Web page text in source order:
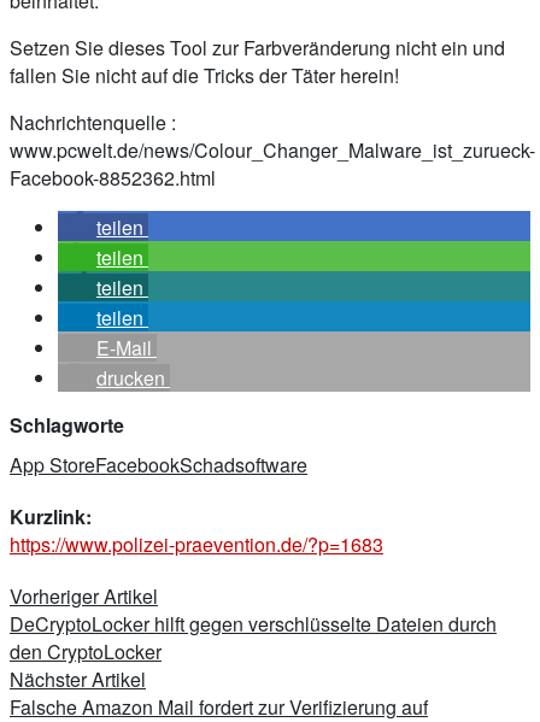
Setzen Sie dieses Tool zur Farbveränderung nicht ein und
fallen Sie nicht auf die Tricks der Täter herein!
Nachrichtenquelle :
www.pcwelt.de/news/Colour_Changer_Malware_ist_zurueck-
Facebook-8852362.html
teilen
teilen
teilen
teilen
E-Mail
drucken
Schlagworte
App StoreFacebookSchadsoftware
Kurzlink:
https://www.polizei-praevention.de/?p=1683
Beitragsnavigation
Vorheriger Artikel
DeCryptoLocker hilft gegen verschlüsselte Dateien durch
den CryptoLocker
Nächster Artikel
Falsche Amazon Mail fordert zur Verifizierung auf